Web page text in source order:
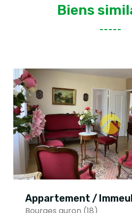
Biens
Appartement /